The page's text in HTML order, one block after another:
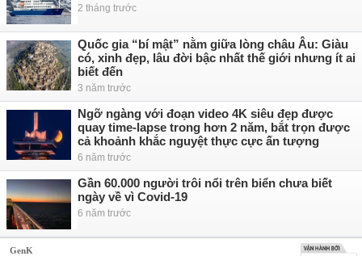
2 tháng trước
Quốc gia “bí mật” nằm giữa lòng châu Âu: Giàu
có, xinh đẹp, lâu đời bậc nhất thế giới nhưng ít ai
biết đến
3 năm trước
Ngỡ ngàng với đoạn video 4K siêu đẹp được
quay time-lapse trong hơn 2 năm, bắt trọn được
cả khoảnh khắc nguyệt thực cực ấn tượng
6 năm trước
Gần 60.000 người trôi nổi trên biển chưa biết
ngày về vì Covid-19
6 năm trước
GenK